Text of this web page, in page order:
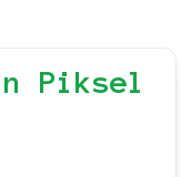
Piksel